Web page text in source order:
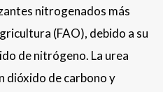
nitrogenados más
(FAO), debido a su
de nitrógeno. La urea
dióxido de carbono y